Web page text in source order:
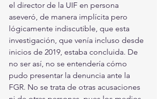
el director de la UIF en persona
aseveró, de manera implícita pero
lógicamente indiscutible, que esta
investigación, que venía incluso desde
inicios de 2019, estaba concluida. De
no ser así, no se entendería cómo
pudo presentar la denuncia ante la
FGR. No se trata de otras acusaciones